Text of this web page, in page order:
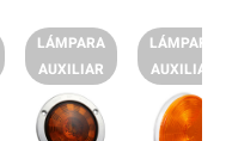
LÁMPARA
AUXILIAR
LÁMPARA
AUXILIAR